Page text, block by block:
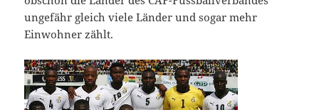
ungefähr gleich viele Länder und sogar mehr
Einwohner zählt.